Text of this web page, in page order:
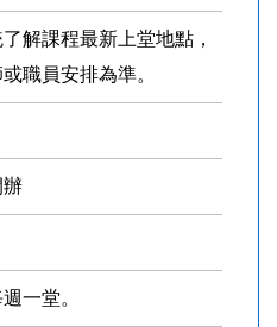
解課程最新上堂地點，
職員安排為準。
辦
一堂。